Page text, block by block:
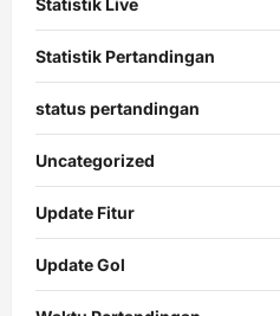
Statistik Live
Statistik Pertandingan
status pertandingan
Uncategorized
Update Fitur
Update Gol